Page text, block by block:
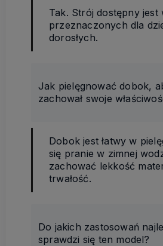
Tak. Strój dostępny jest
przeznaczonych dla
dorosłych.
Jak pielęgnować dobok,
zachował swoje
Dobok jest łatwy w
się pranie w zimnej
zachować lekkość
trwałość.
Do jakich zastosowań
sprawdzi się ten model?